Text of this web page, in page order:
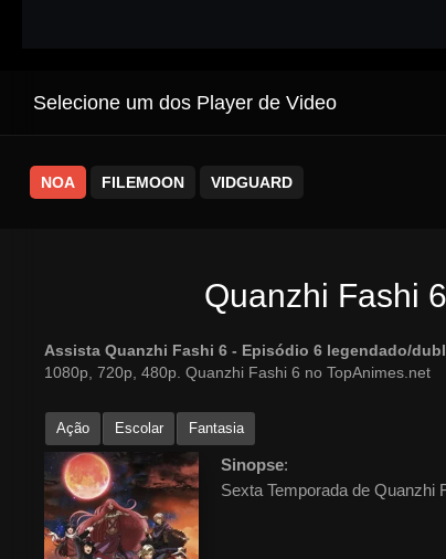
Selecione um dos Player de Video
NOA FILEMOON VIDGUARD
Quanzhi Fashi
Assista Quanzhi Fashi 6 - Episódio 6 legendado/
1080p, 720p, 480p. Quanzhi Fashi 6 no TopAnimes.net
Ação Escolar Fantasia
Sinopse:
Sexta Temporada de Quanzhi